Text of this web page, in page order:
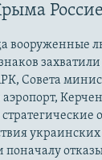
вооруженные
Совета
украинских
поначалу